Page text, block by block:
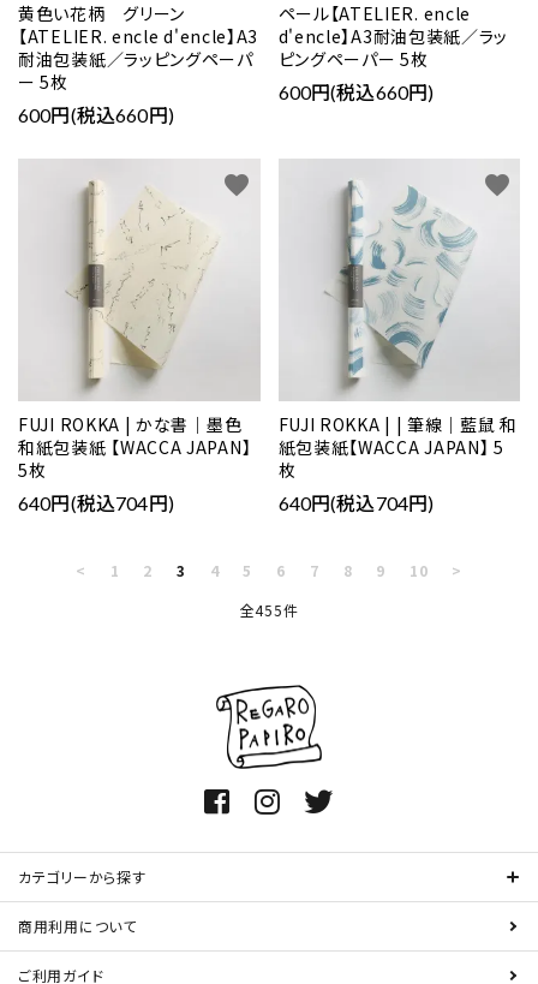
黄色い花柄 グリーン
【ATELIER. encle d'encle】A3
耐油包装紙／ラッピングペーパ
ー 5枚
600円(税込660円)
ペール【ATELIER. encle
d'encle】A3耐油包装紙／ラッ
ピングペーパー 5枚
600円(税込660円)
FUJI ROKKA | かな書｜墨色
和紙包装紙 【WACCA JAPAN】
5枚
640円(税込704円)
favorite
FUJI ROKKA | | 筆線｜藍鼠 和
紙包装紙【WACCA JAPAN】 5
枚
640円(税込704円)
favorite
< 1 2 3 4 5 6 7 8 9 10
>
全455件
カテゴリーから探す
商用利用について
ご利用ガイド